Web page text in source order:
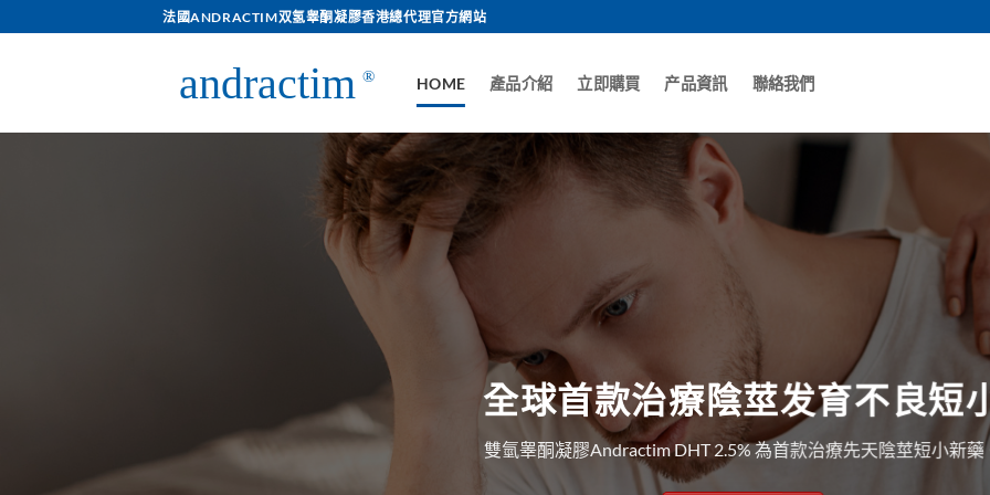
to
法國ANDRACTIM双氢睾酮凝膠香港總代理官方網站
HOME 產品介紹 立即購買 产品資訊 聯絡我們
全球首款治療陰莖发育不良短
雙氫睾酮凝膠Andractim DHT 2.5% 為首款治療先天陰莖短小新藥